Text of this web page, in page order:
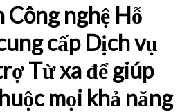
nghệ Hỗ
cấp Dịch vụ
Từ xa để giúp
mọi khả năng